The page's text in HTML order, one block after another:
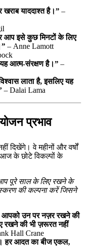
याददाश्त है।” –
आप इसे कुछ मिनटों के लिए
– Anne Lamott
आत्म-संरक्षण है।” –
लाता है, इसलिए यह
– Dalai Lama
प्रभाव
दिखेंगे। वे महीनों और वर्षों
के छोटे विकल्पों के
पूरे साल के लिए रखने के
की कल्पना करें जिसने
आपको उन पर नज़र रखने की
रखने की भी ज़रूरत नहीं
Hall Crane
हर आदत का बीज एकल,